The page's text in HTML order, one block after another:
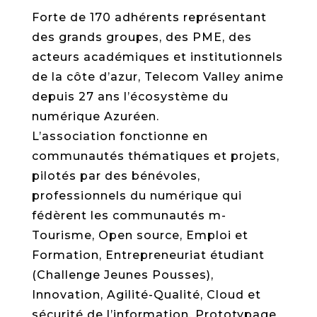
Forte de 170 adhérents représentant
des grands groupes, des PME, des
acteurs académiques et institutionnels
de la côte d’azur, Telecom Valley anime
depuis 27 ans l’écosystème du
numérique Azuréen.
L’association fonctionne en
communautés thématiques et projets,
pilotés par des bénévoles,
professionnels du numérique qui
fédèrent les communautés m-
Tourisme, Open source, Emploi et
Formation, Entrepreneuriat étudiant
(Challenge Jeunes Pousses),
Innovation, Agilité-Qualité, Cloud et